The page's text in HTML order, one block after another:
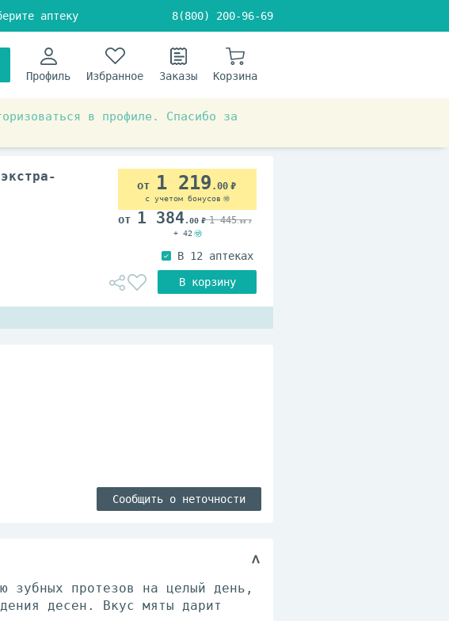
8(800) 200-96-69
Профиль
Избранное Заказы Корзина
в профиле. Спасибо за
уходу за зубными протезами
1 219 .00
с учетом бонусов
1 384.00 1 445.00
+ 42
Сообщить о неточности
зубных протезов на целый день,
десен. Вкус мяты дарит